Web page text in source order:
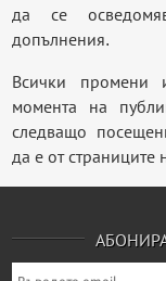
да се
допълнения.
Всички промени
момента на
следващо
да е от